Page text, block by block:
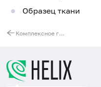
Образец ткани
Комплексное гистологическое и иммуногистохимическое исследование с определением пролиферативной активности в растущих лейомиомах по экспрессии Ki-67 и гладкомышечного актина